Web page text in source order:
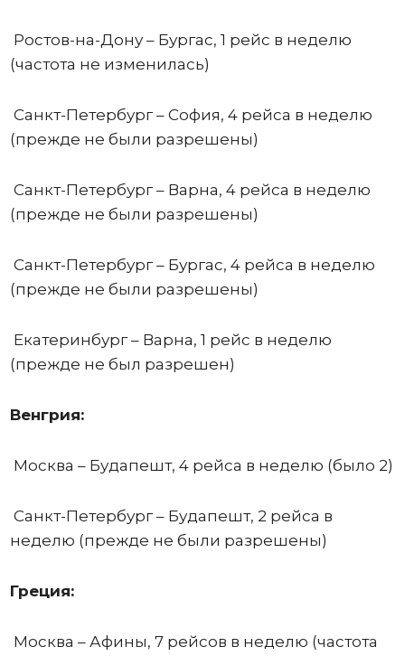
Ростов-на-Дону – Бургас, 1 рейс в неделю
(частота не изменилась)
Санкт-Петербург – София, 4 рейса в неделю
(прежде не были разрешены)
Санкт-Петербург – Варна, 4 рейса в неделю
(прежде не были разрешены)
Санкт-Петербург – Бургас, 4 рейса в неделю
(прежде не были разрешены)
Екатеринбург – Варна, 1 рейс в неделю
(прежде не был разрешен)
Венгрия:
Москва – Будапешт, 4 рейса в неделю (было 2)
Санкт-Петербург – Будапешт, 2 рейса в
неделю (прежде не были разрешены)
Греция:
Москва – Афины, 7 рейсов в неделю (частота